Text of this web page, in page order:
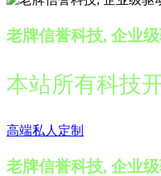
老牌信誉科技, 企业
本站所有科技
高端私人定制
老牌信誉科技, 企业